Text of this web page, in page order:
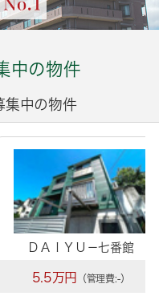
中の物件
集中の物件
ＤＡＩＹＵ－七番館
5.5万円 （管理費:-）